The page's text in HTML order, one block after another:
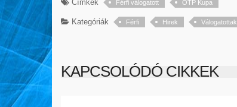
Címkék Férfi válogatott OTP Kupa
Kategóriák Férfi Hirek Válogatottak
KAPCSOLÓDÓ CIKKEK